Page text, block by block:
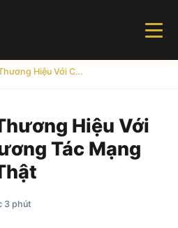
Tăng Cường Thương Hiệu Với Chiến Lược Tương Tác Mạng Xã Hội Chân Thật
Hiệu Với
Tác Mạng
3 phút